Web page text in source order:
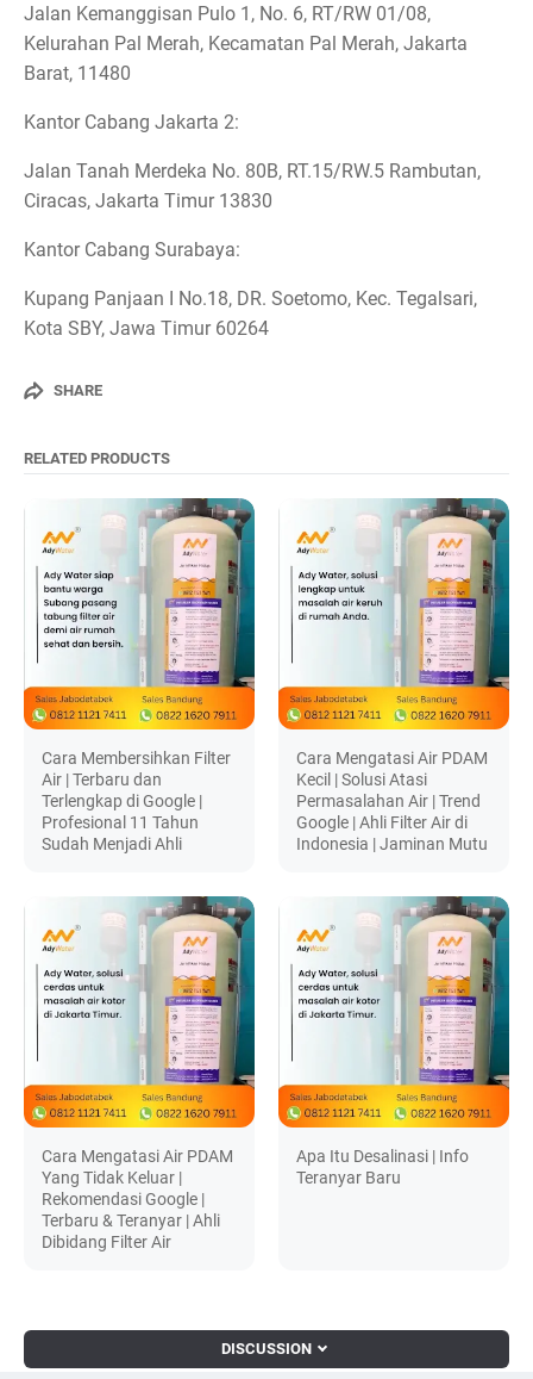
Jalan Kemanggisan Pulo 1, No. 6, RT/RW 01/08,
Kelurahan Pal Merah, Kecamatan Pal Merah, Jakarta
Barat, 11480
Kantor Cabang Jakarta 2:
Jalan Tanah Merdeka No. 80B, RT.15/RW.5 Rambutan,
Ciracas, Jakarta Timur 13830
Kantor Cabang Surabaya:
Kupang Panjaan I No.18, DR. Soetomo, Kec. Tegalsari,
Kota SBY, Jawa Timur 60264
SHARE
RELATED PRODUCTS
Cara Membersihkan Filter
Air | Terbaru dan
Terlengkap di Google |
Profesional 11 Tahun
Sudah Menjadi Ahli
Cara Mengatasi Air PDAM
Kecil | Solusi Atasi
Permasalahan Air | Trend
Google | Ahli Filter Air di
Indonesia | Jaminan Mutu
Cara Mengatasi Air PDAM
Yang Tidak Keluar |
Rekomendasi Google |
Terbaru & Teranyar | Ahli
Dibidang Filter Air
Apa Itu Desalinasi | Info
Teranyar Baru
DISCUSSION